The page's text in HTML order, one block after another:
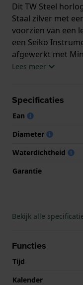
Dit TW Steel
Staal zilver met
voorzien van een
een Seiko
afgewerkt met
horloge geleverd
Lees meer
Specificaties
Ean
Diameter
Waterdichtheid
Garantie
Bekijk alle
Functies
Tijd
Kalender